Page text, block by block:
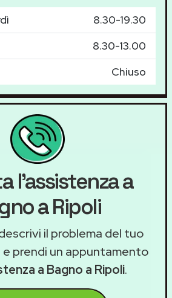
8.30-19.30
8.30-13.00
Chiuso
l'assistenza a
a Ripoli
il problema del tuo
prendi un appuntamento
a Bagno a Ripoli.